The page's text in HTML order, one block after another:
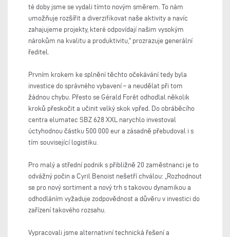
té doby jsme se vydali tímto novým směrem. To nám
umožňuje rozšířit a diverzifikovat naše aktivity a navíc
zahajujeme projekty, které odpovídají našim vysokým
nárokům na kvalitu a produktivitu," prozrazuje generální
ředitel.
Prvním krokem ke splnění těchto očekávání tedy byla
investice do správného vybavení – a neudělat při tom
žádnou chybu. Přesto se Gérald Forêt odhodlal několik
kroků přeskočit a učinit velký skok vpřed. Do obráběcího
centra elumatec SBZ 628 XXL narychlo investoval
úctyhodnou částku 500 000 eur a zásadně přebudoval i s
tím související logistiku.
Pro malý a střední podnik s přibližně 20 zaměstnanci je to
odvážný počin a Cyril Benoist nešetří chválou: „Rozhodnout
se pro nový sortiment a nový trh s takovou dynamikou a
odhodláním vyžaduje zodpovědnost a důvěru v investici do
zařízení takového rozsahu.
Vypracovali jsme alternativní technická řešení a